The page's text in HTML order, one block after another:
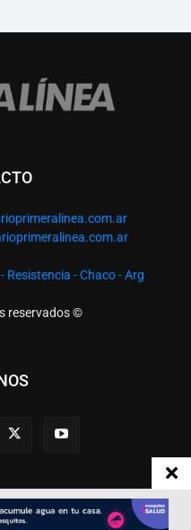
Resistencia - Chaco - Arg
reservados ©
Web Studio